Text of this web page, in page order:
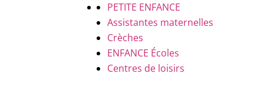
PETITE ENFANCE
Assistantes maternelles
Crèches
ENFANCE Écoles
Centres de loisirs